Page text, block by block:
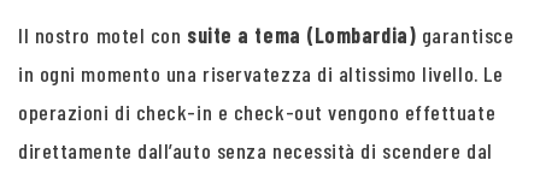
Il nostro motel con suite a tema (Lombardia) garantisce
in ogni momento una riservatezza di altissimo livello. Le
operazioni di check-in e check-out vengono effettuate
direttamente dall’auto senza necessità di scendere dal